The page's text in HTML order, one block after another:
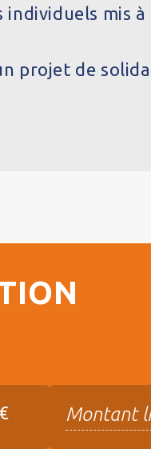
individuels mis
projet de
€ Montant